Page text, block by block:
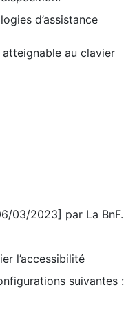
d’assistance
au clavier
03/2023] par La BnF.
l’accessibilité
suivantes :